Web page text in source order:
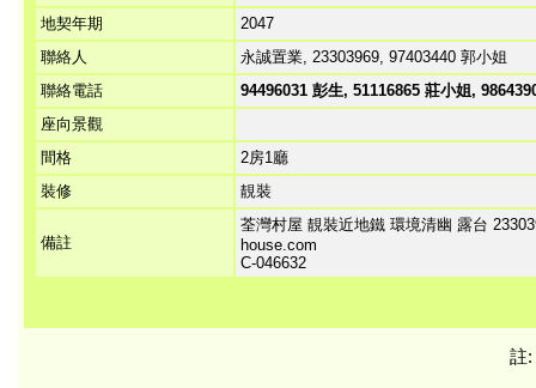
地契年期
2047
聯絡人
永誠置業, 23303969, 97403440 郭小姐
聯絡電話
94496031 彭生, 51116865 莊小姐,
座向景觀
間格
2房1廳
裝修
靚裝
備註
荃灣村屋 靚裝近地鐵 環境清幽 露台
house.com
C-046632
註